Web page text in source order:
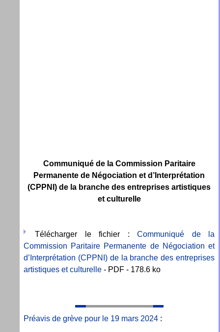
Communiqué de la Commission Paritaire
Permanente de Négociation et d’Interprétation
(CPPNI) de la branche des entreprises artistiques
et culturelle
Télécharger le fichier : Communiqué de la
Commission Paritaire Permanente de Négociation et
d’Interprétation (CPPNI) de la branche des entreprises
artistiques et culturelle - PDF - 178.6 ko
Préavis de grève pour le 19 mars 2024 :